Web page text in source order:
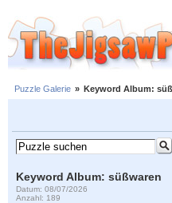
Puzzle Galerie » Keyword Album:
Keyword Album: süßwaren
Datum: 08/07/2026
Anzahl: 189